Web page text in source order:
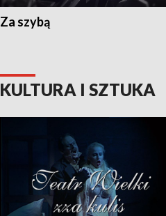
Za szybą
KULTURA I SZTUKA